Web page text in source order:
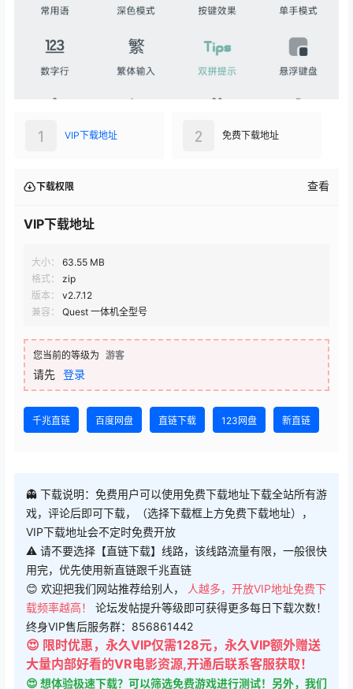
VIP下载地址
1 免费下载地址
2
下载权限 查看
VIP下载地址
大小：
63.55 MB
格式：
zip
版本：
v2.7.12
兼容：
Quest 一体机全型号
您当前的等级为 游客
请先 登录
千兆直链 百度网盘 直链下载 123网盘 新直链
👻 下载说明：免费用户可以使用免费下载地址下载全站所有游
戏，评论后即可下载，（选择下载框上方免费下载地址），
VIP下载地址会不定时免费开放
⚠ 请不要选择【直链下载】线路，该线路流量有限，一般很快
用完，优先使用新直链跟千兆直链
😊 欢迎把我们网站推荐给别人，
人越多，开放VIP地址免费下
载频率越高！ 论坛发帖提升等级即可获得更多每日下载次数！
终身VIP售后服务群：856861442
😍 限时优惠，永久VIP仅需128元，永久VIP额外赠送
大量内部好看的VR电影资源,开通后联系客服获取！
😍 想体验极速下载？可以筛选免费游戏进行测试！另外，我们